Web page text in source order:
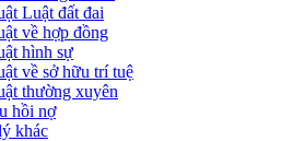
Luật đất đai
về hợp đồng
hình sự
về sở hữu trí tuệ
thường xuyên
hồi nợ
khác